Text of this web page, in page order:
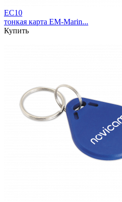
EC10
тонкая карта EM-Marin...
Купить